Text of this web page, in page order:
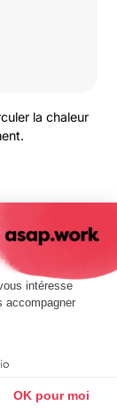
intéresse
accompagner
OK pour moi
la chaleur
NOS
mais
étais en CDI